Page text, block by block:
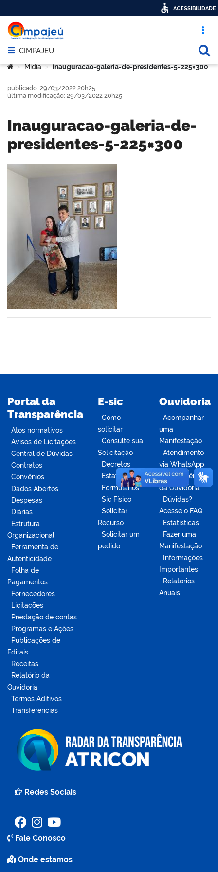
Acesso
Abrir menu principal de navegação
CIMPAJEÚ
Você está aqui:
> Mídia > inauguracao-galeria-de-presidentes-5-225×300
inauguracao-galeria-de-
presidentes-5-225×300
publicado: 29/03/2022 20h25,
última modificação: 29/03/2022 20h25
Portal da
Transparência
Atos normativos
Avisos de Licitações
Central de Dúvidas
Contratos
Convênios
Dados Abertos
Despesas
Diárias
Estrutura
Organizacional
Ferramenta de
Autenticidade
Folha de
Pagamentos
Fornecedores
Licitações
Prestação de contas
Programas e Ações
Publicações de
Editais
Receitas
Relatório da
Ouvidoria
Termos Aditivos
Transferências
E-sic
Como
solicitar
Consulte sua
Solicitação
Decretos
Estatísticas
Formulários
Sic Físico
Solicitar
Recurso
Solicitar um
pedido
Ouvidoria
Acompanhar
uma
Manifestação
Atendimento
via WhatsApp
Competências
da Ouvidoria
Dúvidas?
Acesse o FAQ
Estatísticas
Fazer uma
Manifestação
Informações
Importantes
Relatórios
Anuais
Redes Sociais
Fale Conosco
Onde estamos
ACESSIBILIDADE